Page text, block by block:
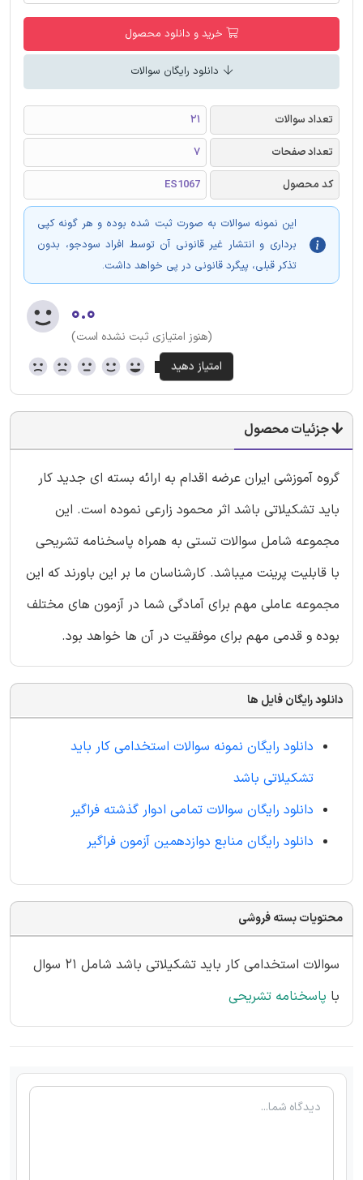
خرید و دانلود محصول
دانلود رایگان سوالات
تعداد سوالات
21
تعداد صفحات
7
کد محصول
ES1067
این نمونه سوالات به صورت ثبت شده بوده و هر گونه کپی
برداری و انتشار غیر قانونی آن توسط افراد سودجو، بدون
تذکر قبلی، پیگرد قانونی در پی خواهد داشت.
۰.۰
(هنوز امتیازی ثبت نشده است)
جزئیات محصول
گروه آموزشی ایران عرضه اقدام به ارائه بسته ای جدید کار
باید تشکیلاتی باشد اثر محمود زارعی نموده است. این
مجموعه شامل سوالات تستی به همراه پاسخنامه تشریحی
با قابلیت پرینت میباشد. کارشناسان ما بر این باورند که این
مجموعه عاملی مهم برای آمادگی شما در آزمون های مختلف
بوده و قدمی مهم برای موفقیت در آن ها خواهد بود.
دانلود رایگان فایل ها
دانلود رایگان نمونه سوالات استخدامی کار باید
تشکیلاتی باشد
دانلود رایگان سوالات تمامی ادوار گذشته فراگیر
دانلود رایگان منابع دوازدهمین آزمون فراگیر
محتویات بسته فروشی
سوالات استخدامی کار باید تشکیلاتی باشد شامل 21 سوال
با پاسخنامه تشریحی